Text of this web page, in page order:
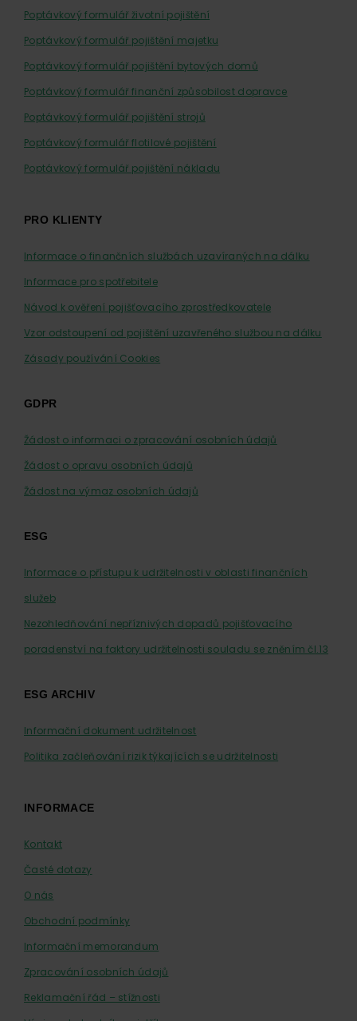
Poptávkový formulář životní pojištění
Poptávkový formulář pojištění majetku
Poptávkový formulář pojištění bytových domů
Poptávkový formulář finanční způsobilost dopravce
Poptávkový formulář pojištění strojů
Poptávkový formulář flotilové pojištění
Poptávkový formulář pojištění nákladu
PRO KLIENTY
Informace o finančních službách uzavíraných na dálku
Informace pro spotřebitele
Návod k ověření pojišťovacího zprostředkovatele
Vzor odstoupení od pojištění uzavřeného službou na dálku
Zásady používání Cookies
GDPR
Žádost o informaci o zpracování osobních údajů
Žádost o opravu osobních údajů
Žádost na výmaz osobních údajů
ESG
Informace o přístupu k udržitelnosti v oblasti finančních
služeb
Nezohledňování nepříznivých dopadů pojišťovacího
poradenství na faktory udržitelnosti souladu se zněním čl.13
ESG ARCHIV
Informační dokument udržitelnost
Politika začleňování rizik týkajících se udržitelnosti
INFORMACE
Kontakt
Časté dotazy
O nás
Obchodní podmínky
Informační memorandum
Zpracování osobních údajů
Reklamační řád – stížnosti